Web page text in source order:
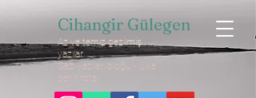
Cihangir Gülegen
Az ve temiz gezilmiş
yazılar
Gezi yazıları bloğu - ülke
şehir rota